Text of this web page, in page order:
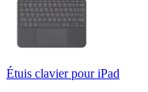
Étuis clavier pour iPad